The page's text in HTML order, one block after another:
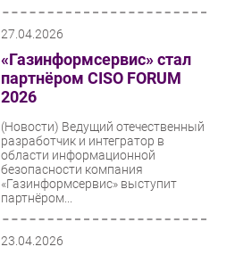
27.04.2026
«Газинформсервис» стал
партнёром CISO FORUM
2026
(Новости) Ведущий отечественный
разработчик и интегратор в
области информационной
безопасности компания
«Газинформсервис» выступит
партнёром...
23.04.2026